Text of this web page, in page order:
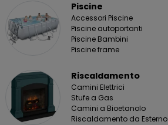
Piscine
Accessori Piscine
Piscine autoportanti
Piscine Bambini
Piscine frame
Riscaldamento
Camini Elettrici
Stufe a Gas
Camini a Bioetanolo
Riscaldamento da Esterno